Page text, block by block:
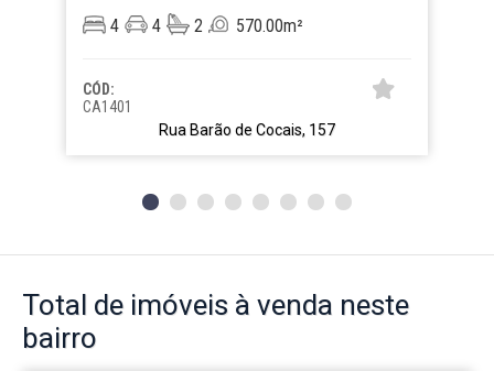
4
4 2 570.00m²
CÓD:
CA1401
Rua Barão de Cocais, 157
Total de imóveis à venda neste
bairro